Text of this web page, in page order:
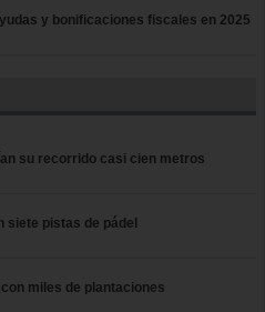
y bonificaciones fiscales en 2025
su recorrido casi cien metros
siete pistas de pádel
miles de plantaciones